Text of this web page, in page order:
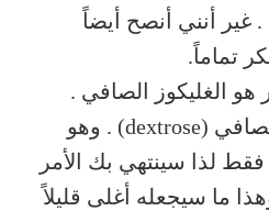
أنني أنصح أيضاً
تماماً.
هو الغليكوز الصافي .
يمكنك شراء الغليكوز الصافي (dextrose) . وهو
70 بالمئة فقط لذا سينتهي بك الأمر
ما سيجعله أغلى قليلاً